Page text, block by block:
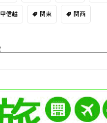
甲信越 関東 関西